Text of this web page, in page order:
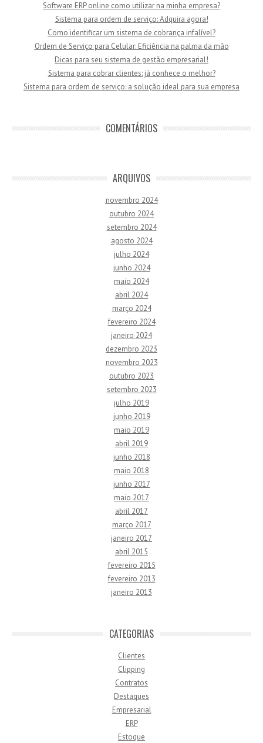
Software ERP online como utilizar na minha empresa?
Sistema para ordem de serviço: Adquira agora!
Como identificar um sistema de cobrança infalível?
Ordem de Serviço para Celular: Eficiência na palma da mão
Dicas para seu sistema de gestão empresarial!
Sistema para cobrar clientes: já conhece o melhor?
Sistema para ordem de serviço: a solução ideal para sua empresa
COMENTÁRIOS
ARQUIVOS
novembro 2024
outubro 2024
setembro 2024
agosto 2024
julho 2024
junho 2024
maio 2024
abril 2024
março 2024
fevereiro 2024
janeiro 2024
dezembro 2023
novembro 2023
outubro 2023
setembro 2023
julho 2019
junho 2019
maio 2019
abril 2019
junho 2018
maio 2018
junho 2017
maio 2017
abril 2017
março 2017
janeiro 2017
abril 2015
fevereiro 2015
fevereiro 2013
janeiro 2013
CATEGORIAS
Clientes
Clipping
Contratos
Destaques
Empresarial
ERP
Estoque